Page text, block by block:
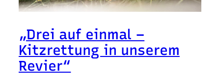
„Drei auf einmal –
Kitzrettung in unserem
Revier“